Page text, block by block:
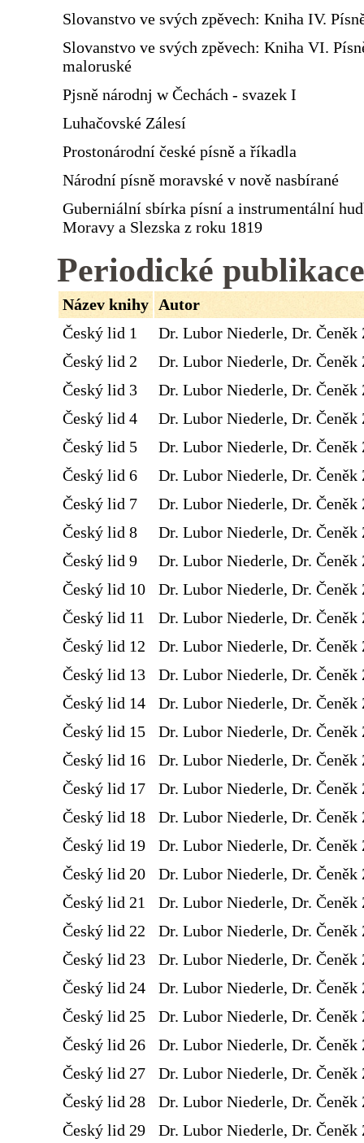
Slovanstvo ve svých zpěvech: Kniha IV.
Slovanstvo ve svých zpěvech: Kniha VI.
maloruské
Pjsně národnj w Čechách - svazek I
Luhačovské Zálesí
Prostonárodní české písně a říkadla
Národní písně moravské v nově nasbírané
Guberniální sbírka písní a instrumentální
Moravy a Slezska z roku 1819
Periodické publikace
Název knihy Autor
Český lid 1
Dr. Lubor Niederle, Dr. Čeněk
Český lid 2
Dr. Lubor Niederle, Dr. Čeněk
Český lid 3
Dr. Lubor Niederle, Dr. Čeněk
Český lid 4
Dr. Lubor Niederle, Dr. Čeněk
Český lid 5
Dr. Lubor Niederle, Dr. Čeněk
Český lid 6
Dr. Lubor Niederle, Dr. Čeněk
Český lid 7
Dr. Lubor Niederle, Dr. Čeněk
Český lid 8
Dr. Lubor Niederle, Dr. Čeněk
Český lid 9
Dr. Lubor Niederle, Dr. Čeněk
Český lid 10
Dr. Lubor Niederle, Dr. Čeněk
Český lid 11
Dr. Lubor Niederle, Dr. Čeněk
Český lid 12
Dr. Lubor Niederle, Dr. Čeněk
Český lid 13
Dr. Lubor Niederle, Dr. Čeněk
Český lid 14
Dr. Lubor Niederle, Dr. Čeněk
Český lid 15
Dr. Lubor Niederle, Dr. Čeněk
Český lid 16
Dr. Lubor Niederle, Dr. Čeněk
Český lid 17
Dr. Lubor Niederle, Dr. Čeněk
Český lid 18
Dr. Lubor Niederle, Dr. Čeněk
Český lid 19
Dr. Lubor Niederle, Dr. Čeněk
Český lid 20
Dr. Lubor Niederle, Dr. Čeněk
Český lid 21
Dr. Lubor Niederle, Dr. Čeněk
Český lid 22
Dr. Lubor Niederle, Dr. Čeněk
Český lid 23
Dr. Lubor Niederle, Dr. Čeněk
Český lid 24
Dr. Lubor Niederle, Dr. Čeněk
Český lid 25
Dr. Lubor Niederle, Dr. Čeněk
Český lid 26
Dr. Lubor Niederle, Dr. Čeněk
Český lid 27
Dr. Lubor Niederle, Dr. Čeněk
Český lid 28
Dr. Lubor Niederle, Dr. Čeněk
Český lid 29
Dr. Lubor Niederle, Dr. Čeněk